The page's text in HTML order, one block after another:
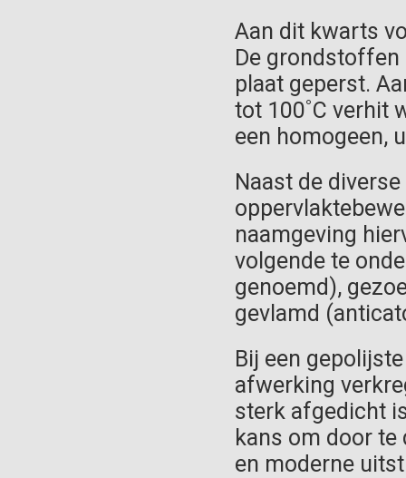
Aan dit kwarts
De grondstoffen
plaat geperst.
tot 100˚C verhit
een homogeen,
Naast de
naamgeving
volgende te
genoemd),
gevlamd
Bij een
afwerking
sterk afgedicht
kans om door te
en moderne